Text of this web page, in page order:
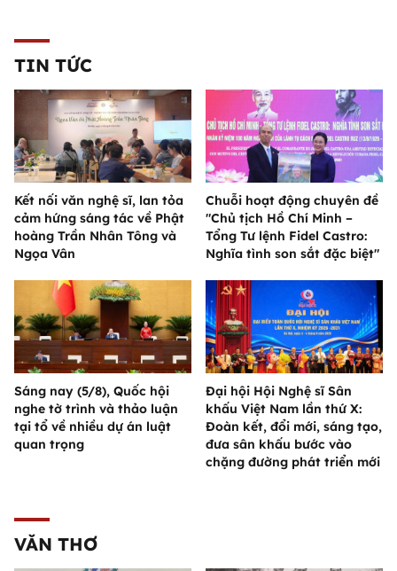
TIN TỨC
Kết nối văn nghệ sĩ, lan tỏa
cảm hứng sáng tác về Phật
hoàng Trần Nhân Tông và
Ngọa Vân
Chuỗi hoạt động chuyên đề
"Chủ tịch Hồ Chí Minh –
Tổng Tư lệnh Fidel Castro:
Nghĩa tình son sắt đặc biệt"
Sáng nay (5/8), Quốc hội
nghe tờ trình và thảo luận
tại tổ về nhiều dự án luật
quan trọng
Đại hội Hội Nghệ sĩ Sân
khấu Việt Nam lần thứ X:
Đoàn kết, đổi mới, sáng tạo,
đưa sân khấu bước vào
chặng đường phát triển mới
VĂN THƠ